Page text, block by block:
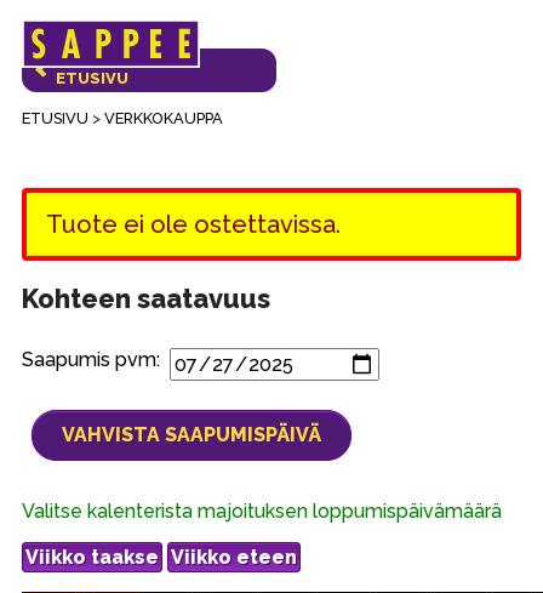
Päävalikko
ETUSIVU > VERKKOKAUPPA
VERKKOKAUPAN
ETUSIVU
Tuote ei ole ostettavissa.
Kohteen saatavuus
Saapumis pvm:
Valitse kalenterista majoituksen loppumispäivämäärä